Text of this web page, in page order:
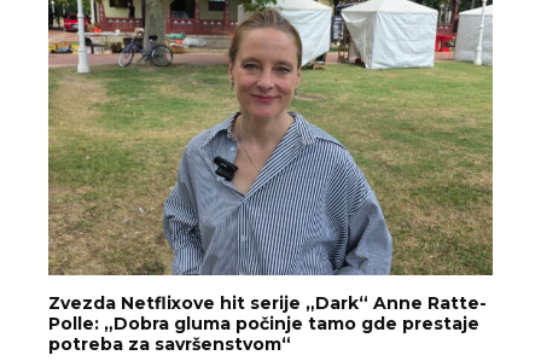
Zvezda Netflixove hit serije „Dark“ Anne Ratte-
Polle: „Dobra gluma počinje tamo gde prestaje
potreba za savršenstvom“